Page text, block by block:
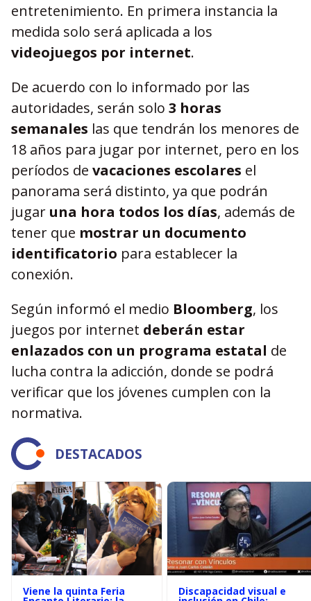
entretenimiento. En primera instancia la
medida solo será aplicada a los
videojuegos por internet.
De acuerdo con lo informado por las
autoridades, serán solo 3 horas
semanales las que tendrán los menores de
18 años para jugar por internet, pero en los
períodos de vacaciones escolares el
panorama será distinto, ya que podrán
jugar una hora todos los días, además de
tener que mostrar un documento
identificatorio para establecer la
conexión.
Según informó el medio Bloomberg, los
juegos por internet deberán estar
enlazados con un programa estatal de
lucha contra la adicción, donde se podrá
verificar que los jóvenes cumplen con la
normativa.
DESTACADOS
Viene la quinta Feria Discapacidad visual e